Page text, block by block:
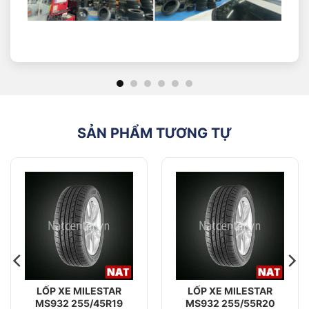
với mặt đường, đơn vị tính là (mm)
SẢN PHẨM TƯƠNG TỰ
LỐP XE MILESTAR
MS932 255/45R19
LỐP XE MILESTAR
MS932 255/55R20